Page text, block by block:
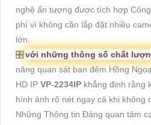
nghệ ấn tượng được tích hợp
phí vì không cần lắp đặt nhiều
lớn.
🎛 với những thông số chất
năng quan sát ban đêm Hồng
HD IP VP-2234IP khẳng định rằng
hình ảnh rõ nét ngay cả khi không
Những Thông tin Đáng quan tâm